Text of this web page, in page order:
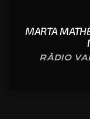
MARTA
RÀDIO